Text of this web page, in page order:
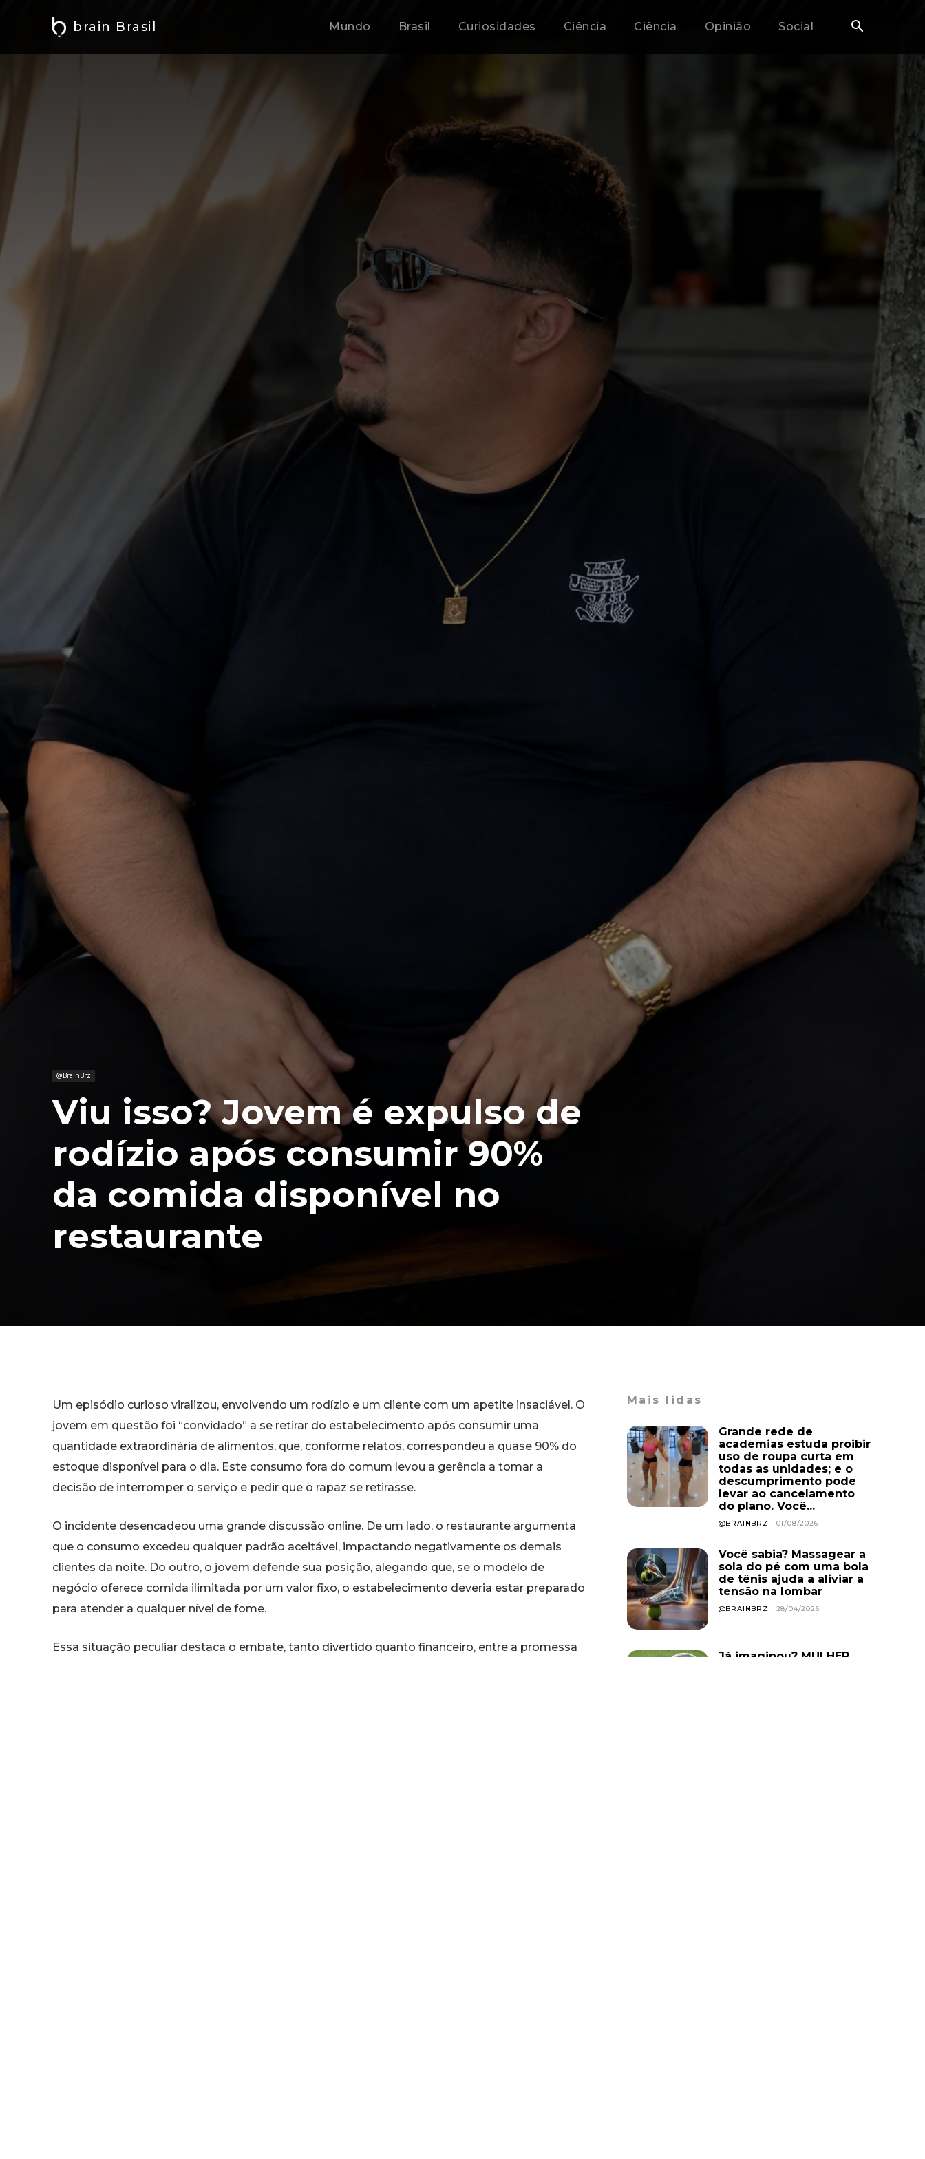
brain Brasil Mundo Brasil Curiosidades Ciência Ciência Opinião Social
@BrainBrz
Viu isso? Jovem é expulso de
rodízio após consumir 90%
da comida disponível no
restaurante
Um episódio curioso viralizou, envolvendo um rodízio e um cliente com um apetite insaciável. O
jovem em questão foi “convidado” a se retirar do estabelecimento após consumir uma
quantidade extraordinária de alimentos, que, conforme relatos, correspondeu a quase 90% do
estoque disponível para o dia. Este consumo fora do comum levou a gerência a tomar a
decisão de interromper o serviço e pedir que o rapaz se retirasse.
O incidente desencadeou uma grande discussão online. De um lado, o restaurante argumenta
que o consumo excedeu qualquer padrão aceitável, impactando negativamente os demais
clientes da noite. Do outro, o jovem defende sua posição, alegando que, se o modelo de
negócio oferece comida ilimitada por um valor fixo, o estabelecimento deveria estar preparado
para atender a qualquer nível de fome.
Essa situação peculiar destaca o embate, tanto divertido quanto financeiro, entre a promessa
Mais lidas
Grande rede de
academias estuda proibir
uso de roupa curta em
todas as unidades; e o
descumprimento pode
levar ao cancelamento
do plano. Você...
@BRAINBRZ 01/08/2026
Você sabia? Massagear a
sola do pé com uma bola
de tênis ajuda a aliviar a
tensão na lombar
@BRAINBRZ 28/04/2026
Já imaginou? MULHER